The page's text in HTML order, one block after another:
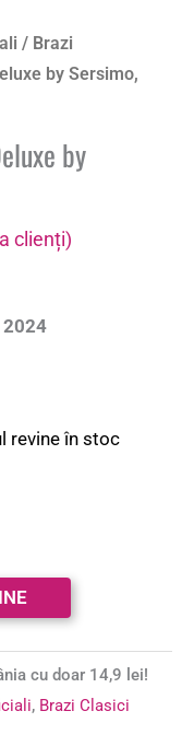
/ Brazi
by Sersimo,
by
clienți)
2024
revine în stoc
cu doar 14,9 lei!
, Brazi Clasici